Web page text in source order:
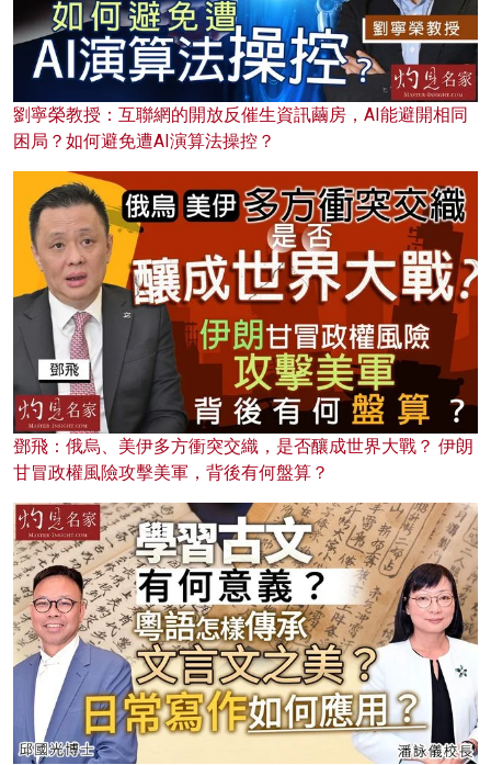
劉寧榮教授：互聯網的開放反催生資訊繭房，AI能避開相同
困局？如何避免遭AI演算法操控？
鄧飛：俄烏、美伊多方衝突交織，是否釀成世界大戰？ 伊朗
甘冒政權風險攻擊美軍，背後有何盤算？